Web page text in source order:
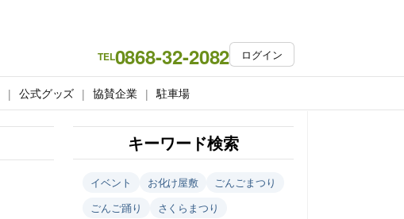
TEL0868-32-2082 ログイン
公式グッズ 協賛企業 駐車場
キーワード検索
イベント お化け屋敷
ごんごまつり
ごんご踊り
さくらまつり